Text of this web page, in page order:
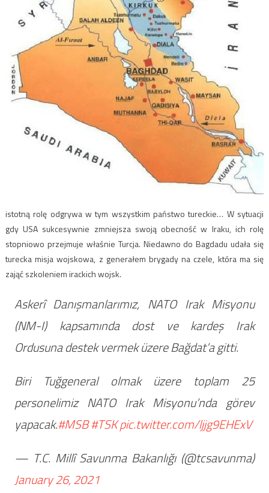
istotną rolę odgrywa w tym wszystkim państwo tureckie… W sytuacji
gdy USA sukcesywnie zmniejsza swoją obecność w Iraku, ich rolę
stopniowo przejmuje właśnie Turcja. Niedawno do Bagdadu udała się
turecka misja wojskowa, z generałem brygady na czele, która ma się
zająć szkoleniem irackich wojsk.
Askerî Danışmanlarımız, NATO Irak Misyonu
(NM-I) kapsamında dost ve kardeş Irak
Ordusuna destek vermek üzere Bağdat’a gitti.
Biri Tuğgeneral olmak üzere toplam 25
personelimiz NATO Irak Misyonu’nda görev
yapacak.#MSB#TSKpic.twitter.com/ljjg9EHExV
— T.C. Millî Savunma Bakanlığı (@tcsavunma)
January 26, 2021